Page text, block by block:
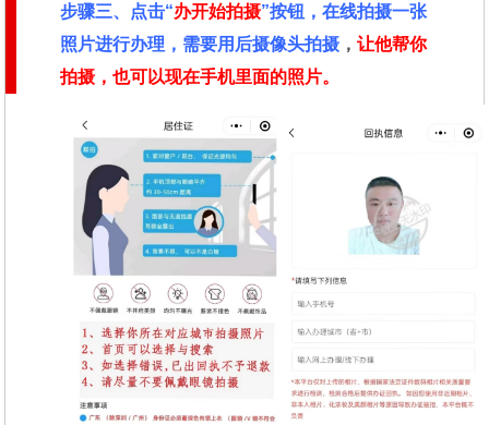
步骤三、点击“办开始拍摄”按钮，在线拍摄一张
照片进行办理，需要用后摄像头拍摄 ，让他帮你
拍摄，也可以现在手机里面的照片。